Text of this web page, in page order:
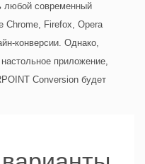
любой современный
Chrome, Firefox, Opera
конверсии. Однако,
приложение,
Conversion будет